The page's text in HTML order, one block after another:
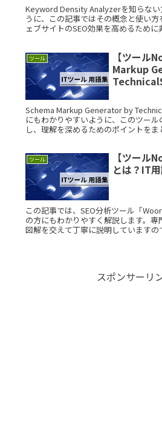
Keyword Density Analyzerを知らな
うに、この記事ではその概念と使い
ェブサイトのSEO効果を高めるため
ツール
【ツール
Markup
Schema Markup Generator by
にもわかりやすいように、このツー
し、理解を深めるためのポイントを
ツール
【ツール
とは？IT
この記事では、SEO分析ツール「
の方にもわかりやすく解説します。専
図解を交えて丁寧に説明しています
スポンサーリ